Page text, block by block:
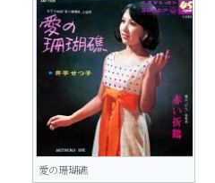
愛の珊瑚礁